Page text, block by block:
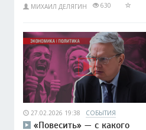
МИХАИЛ ДЕЛЯГИН 630
27.02.2026 19:38 СОБЫТИЯ
«Повесить» — с какого